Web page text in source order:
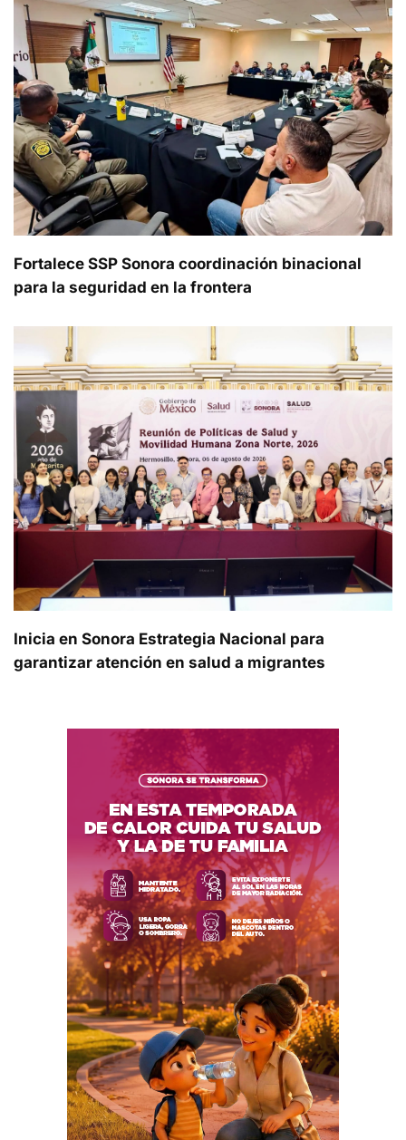
Fortalece SSP Sonora coordinación binacional
para la seguridad en la frontera
Inicia en Sonora Estrategia Nacional para
garantizar atención en salud a migrantes